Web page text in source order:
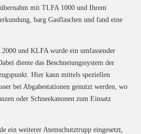
mit TLFA 1000 und Ihrem
barg Gasflaschen und fand eine
und KLFA wurde ein umfassender
diente das Beschneiungssystem der
Hier kann mittels speziellen
bei Abgabestationen genutzt werden, wo
oder Schneekanonen zum Einsatz
ein weiterer Atemschutztrupp eingesetzt,